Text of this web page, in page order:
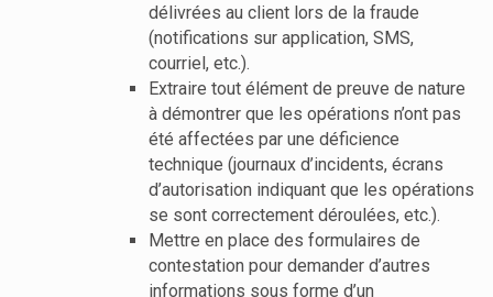
délivrées au client lors de la fraude
(notifications sur application, SMS,
courriel, etc.).
Extraire tout élément de preuve de nature
à démontrer que les opérations n’ont pas
été affectées par une déficience
technique (journaux d’incidents, écrans
d’autorisation indiquant que les opérations
se sont correctement déroulées, etc.).
Mettre en place des formulaires de
contestation pour demander d’autres
informations sous forme d’un